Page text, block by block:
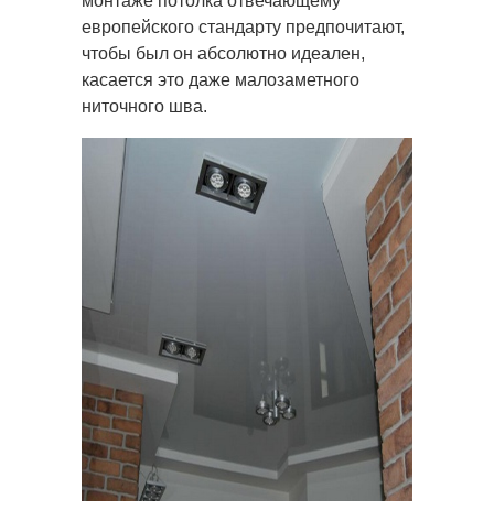
европейского стандарту предпочитают,
чтобы был он абсолютно идеален,
касается это даже малозаметного
ниточного шва.